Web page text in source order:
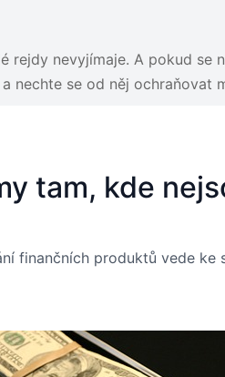
rejdy nevyjímaje. A pokud se
nechte se od něj ochraňovat
tam, kde
finančních produktů vede